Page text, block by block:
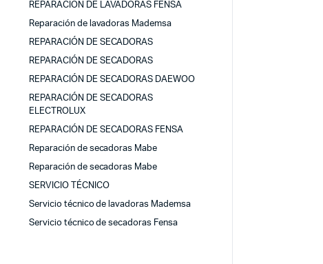
REPARACION DE LAVADORAS FENSA
Reparación de lavadoras Mademsa
REPARACIÓN DE SECADORAS
REPARACIÓN DE SECADORAS
REPARACIÓN DE SECADORAS DAEWOO
REPARACIÓN DE SECADORAS
ELECTROLUX
REPARACIÓN DE SECADORAS FENSA
Reparación de secadoras Mabe
Reparación de secadoras Mabe
SERVICIO TÉCNICO
Servicio técnico de lavadoras Mademsa
Servicio técnico de secadoras Fensa